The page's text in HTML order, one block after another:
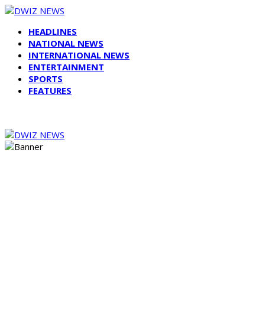
HEADLINES
NATIONAL NEWS
INTERNATIONAL NEWS
ENTERTAINMENT
SPORTS
FEATURES